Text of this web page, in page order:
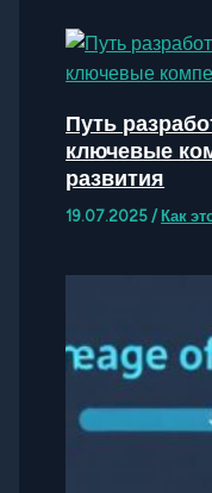
Путь
ключевые
развития
19.07.2025 / Как